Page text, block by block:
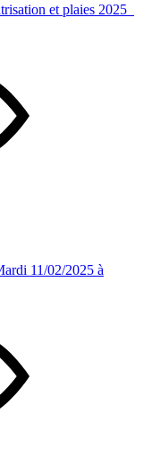
et plaies 2025
11/02/2025 à